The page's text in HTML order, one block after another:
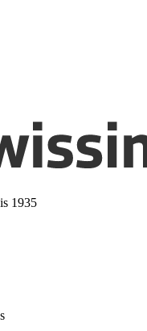
1935